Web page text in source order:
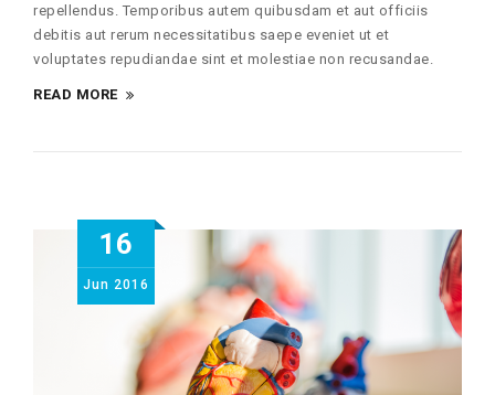
repellendus. Temporibus autem quibusdam et aut officiis
debitis aut rerum necessitatibus saepe eveniet ut et
voluptates repudiandae sint et molestiae non recusandae.
READ MORE
16
Jun 2016